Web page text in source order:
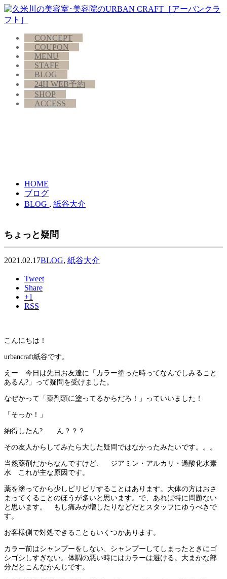
CONCEPT
COUPON
MENU
STAFF
BLOG
24H WEB予約
SHOP
ACCESS
HOME
ブログ
BLOG , 紙谷大介
ちょっと疑問
2021.02.17BLOG, 紙谷大介
Tweet
Share
+1
RSS
こんにちは！
urbancraft紙谷です。
えー 今日は先日お友達に「カラー塗った時ってなんでしみること
あるん?」って疑問を受けました。
なぜかって「薬剤頭に塗ってるからだろ！」っていいました！
「そっか！」
納得したん? ん？？？
その友人からしてみたら大した疑問ではなかったみたいです。。。
当然薬剤だからなんですけど、 ジアミン・アルカリ・過酸化水素
水 これが主な原因です。
薬を塗ってから少しピリピリすることはあります。大体の方はおさ
まってくることのほうが多いと思います。で、あれば特に問題ない
と思います。 もし痛みが増したりなどだとスタッフにゆうべきで
す。
お客様側で対処できることもいくつかあります。
カラー前はシャンプーをしない、シャンプーしてしまったときにゴ
シゴシしすぎない。体調の悪い時にはカラーは避ける。大まかな部
分だとこんなかんじです。